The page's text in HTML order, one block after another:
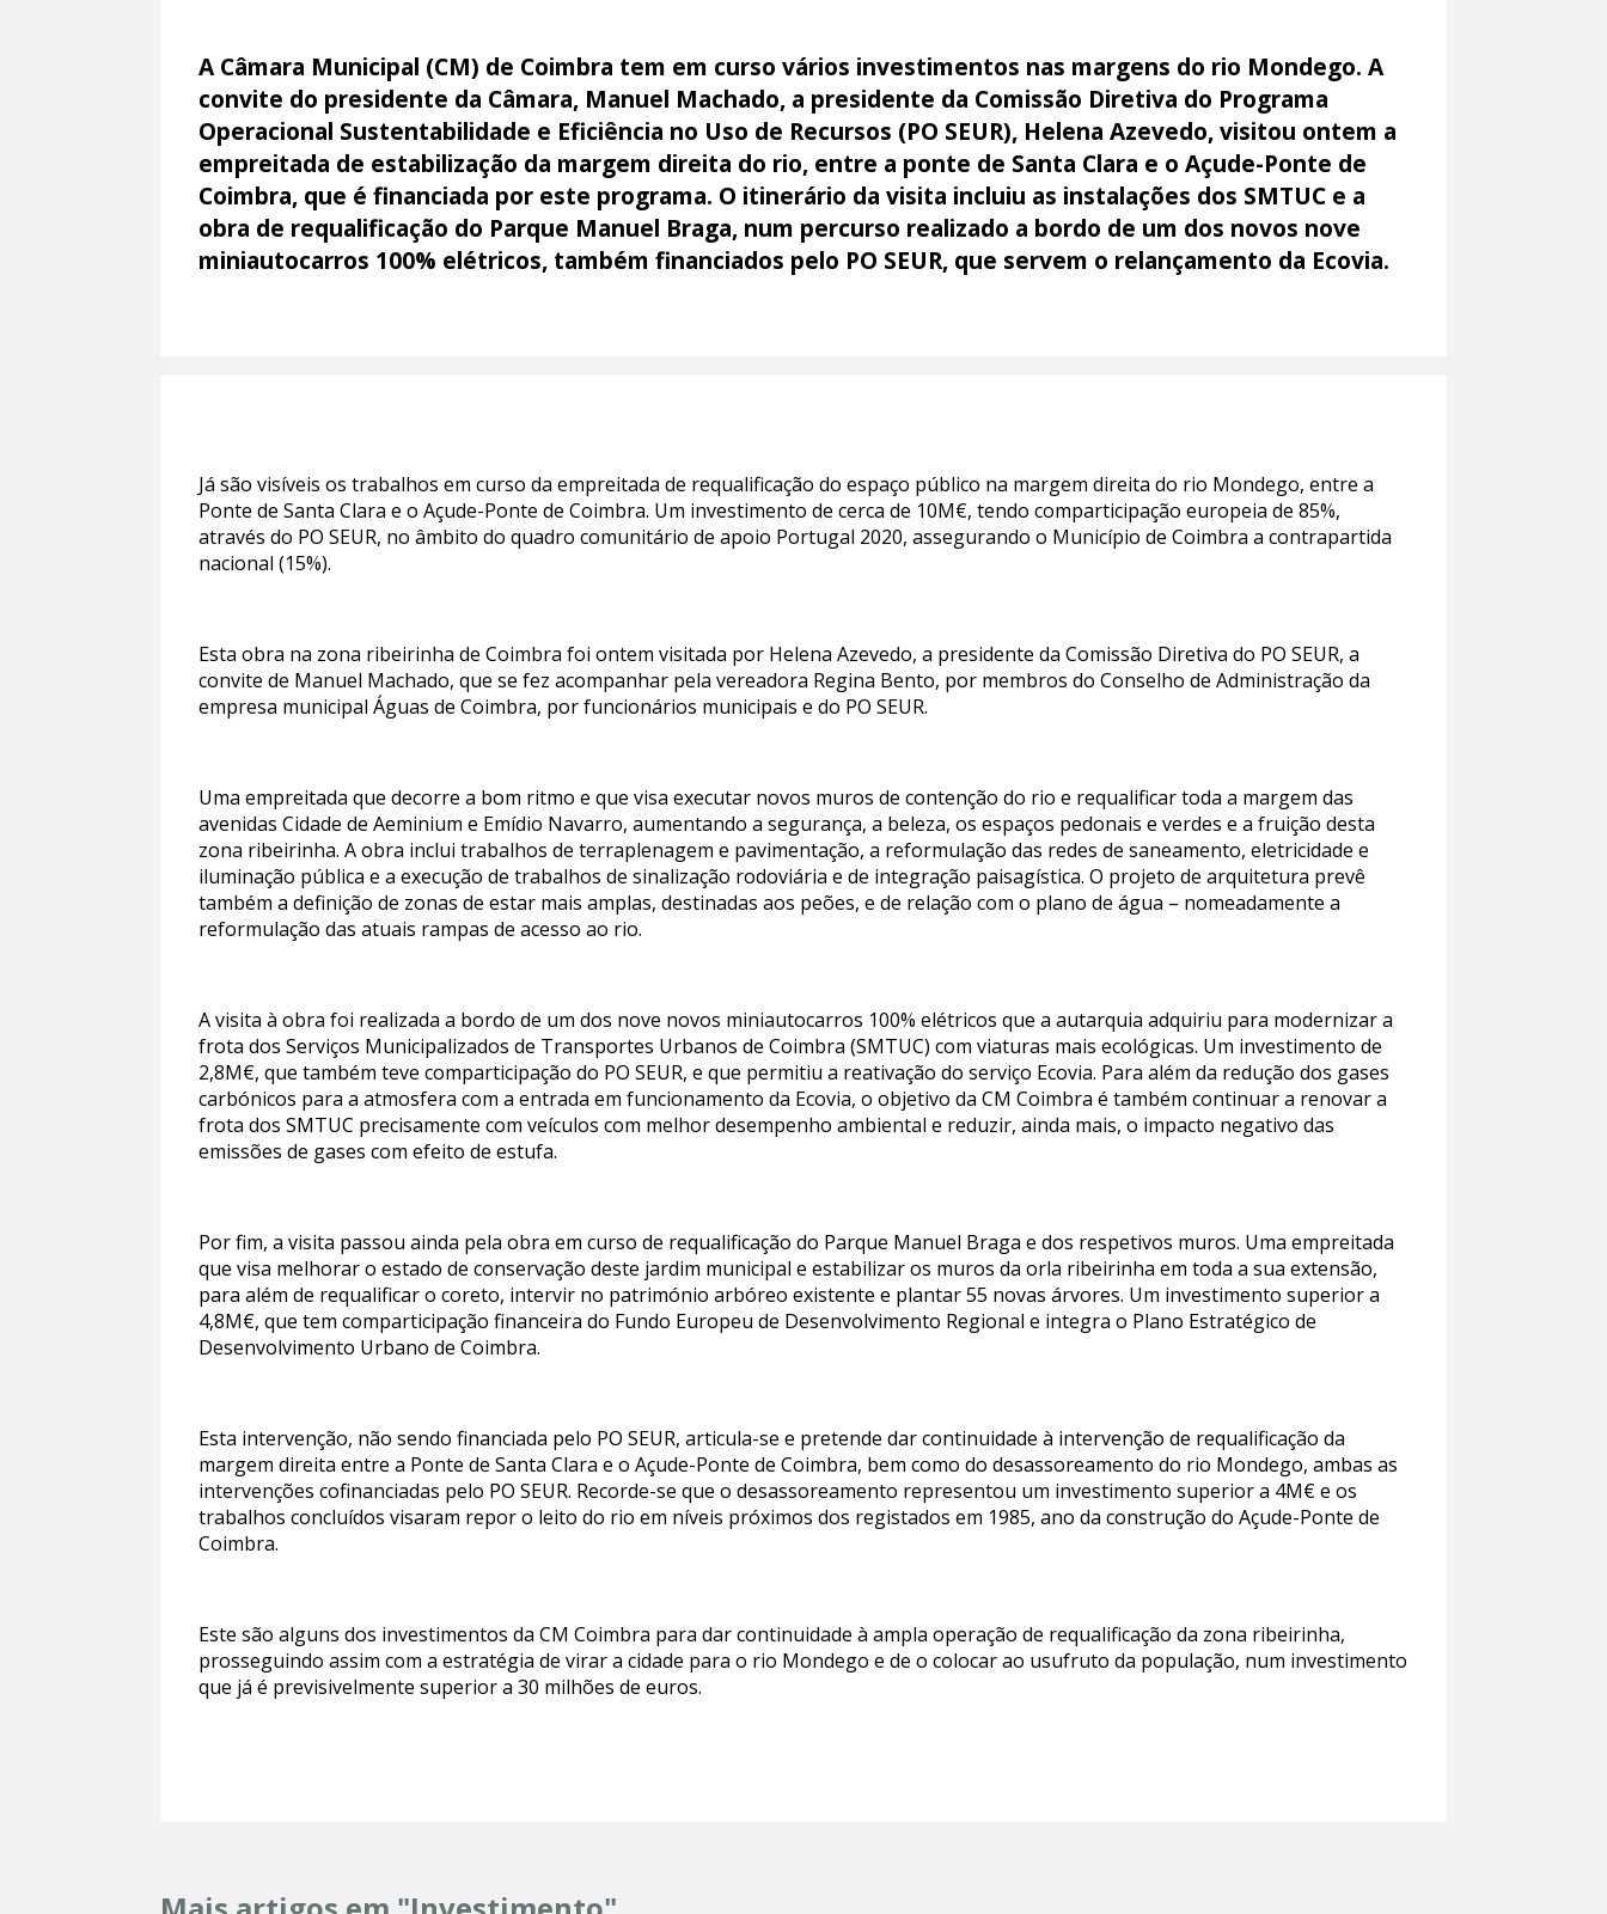
A Câmara Municipal (CM) de Coimbra tem em curso vários investimentos nas margens do rio Mondego. A
convite do presidente da Câmara, Manuel Machado, a presidente da Comissão Diretiva do Programa
Operacional Sustentabilidade e Eficiência no Uso de Recursos (PO SEUR), Helena Azevedo, visitou ontem a
empreitada de estabilização da margem direita do rio, entre a ponte de Santa Clara e o Açude-Ponte de
Coimbra, que é financiada por este programa. O itinerário da visita incluiu as instalações dos SMTUC e a
obra de requalificação do Parque Manuel Braga, num percurso realizado a bordo de um dos novos nove
miniautocarros 100% elétricos, também financiados pelo PO SEUR, que servem o relançamento da Ecovia.
Já são visíveis os trabalhos em curso da empreitada de requalificação do espaço público na margem direita do rio Mondego, entre a
Ponte de Santa Clara e o Açude-Ponte de Coimbra. Um investimento de cerca de 10M€, tendo comparticipação europeia de 85%,
através do PO SEUR, no âmbito do quadro comunitário de apoio Portugal 2020, assegurando o Município de Coimbra a contrapartida
nacional (15%).
Esta obra na zona ribeirinha de Coimbra foi ontem visitada por Helena Azevedo, a presidente da Comissão Diretiva do PO SEUR, a
convite de Manuel Machado, que se fez acompanhar pela vereadora Regina Bento, por membros do Conselho de Administração da
empresa municipal Águas de Coimbra, por funcionários municipais e do PO SEUR.
Uma empreitada que decorre a bom ritmo e que visa executar novos muros de contenção do rio e requalificar toda a margem das
avenidas Cidade de Aeminium e Emídio Navarro, aumentando a segurança, a beleza, os espaços pedonais e verdes e a fruição desta
zona ribeirinha. A obra inclui trabalhos de terraplenagem e pavimentação, a reformulação das redes de saneamento, eletricidade e
iluminação pública e a execução de trabalhos de sinalização rodoviária e de integração paisagística. O projeto de arquitetura prevê
também a definição de zonas de estar mais amplas, destinadas aos peões, e de relação com o plano de água – nomeadamente a
reformulação das atuais rampas de acesso ao rio.
A visita à obra foi realizada a bordo de um dos nove novos miniautocarros 100% elétricos que a autarquia adquiriu para modernizar a
frota dos Serviços Municipalizados de Transportes Urbanos de Coimbra (SMTUC) com viaturas mais ecológicas. Um investimento de
2,8M€, que também teve comparticipação do PO SEUR, e que permitiu a reativação do serviço Ecovia. Para além da redução dos gases
carbónicos para a atmosfera com a entrada em funcionamento da Ecovia, o objetivo da CM Coimbra é também continuar a renovar a
frota dos SMTUC precisamente com veículos com melhor desempenho ambiental e reduzir, ainda mais, o impacto negativo das
emissões de gases com efeito de estufa.
Por fim, a visita passou ainda pela obra em curso de requalificação do Parque Manuel Braga e dos respetivos muros. Uma empreitada
que visa melhorar o estado de conservação deste jardim municipal e estabilizar os muros da orla ribeirinha em toda a sua extensão,
para além de requalificar o coreto, intervir no património arbóreo existente e plantar 55 novas árvores. Um investimento superior a
4,8M€, que tem comparticipação financeira do Fundo Europeu de Desenvolvimento Regional e integra o Plano Estratégico de
Desenvolvimento Urbano de Coimbra.
Esta intervenção, não sendo financiada pelo PO SEUR, articula-se e pretende dar continuidade à intervenção de requalificação da
margem direita entre a Ponte de Santa Clara e o Açude-Ponte de Coimbra, bem como do desassoreamento do rio Mondego, ambas as
intervenções cofinanciadas pelo PO SEUR. Recorde-se que o desassoreamento representou um investimento superior a 4M€ e os
trabalhos concluídos visaram repor o leito do rio em níveis próximos dos registados em 1985, ano da construção do Açude-Ponte de
Coimbra.
Este são alguns dos investimentos da CM Coimbra para dar continuidade à ampla operação de requalificação da zona ribeirinha,
prosseguindo assim com a estratégia de virar a cidade para o rio Mondego e de o colocar ao usufruto da população, num investimento
que já é previsivelmente superior a 30 milhões de euros.